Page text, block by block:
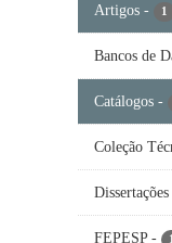
Artigos - 1
Bancos de
Catálogos -
Coleção
Dissertações
FEPESP - 1